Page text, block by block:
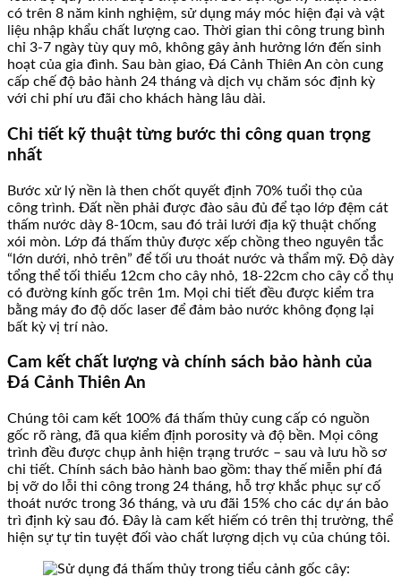
có trên 8 năm kinh nghiệm, sử dụng máy móc hiện đại và vật
liệu nhập khẩu chất lượng cao. Thời gian thi công trung bình
chỉ 3-7 ngày tùy quy mô, không gây ảnh hưởng lớn đến sinh
hoạt của gia đình. Sau bàn giao, Đá Cảnh Thiên An còn cung
cấp chế độ bảo hành 24 tháng và dịch vụ chăm sóc định kỳ
với chi phí ưu đãi cho khách hàng lâu dài.
Chi tiết kỹ thuật từng bước thi công quan trọng
nhất
Bước xử lý nền là then chốt quyết định 70% tuổi thọ của
công trình. Đất nền phải được đào sâu đủ để tạo lớp đệm cát
thấm nước dày 8-10cm, sau đó trải lưới địa kỹ thuật chống
xói mòn. Lớp đá thấm thủy được xếp chồng theo nguyên tắc
“lớn dưới, nhỏ trên” để tối ưu thoát nước và thẩm mỹ. Độ dày
tổng thể tối thiểu 12cm cho cây nhỏ, 18-22cm cho cây cổ thụ
có đường kính gốc trên 1m. Mọi chi tiết đều được kiểm tra
bằng máy đo độ dốc laser để đảm bảo nước không đọng lại
bất kỳ vị trí nào.
Cam kết chất lượng và chính sách bảo hành của
Đá Cảnh Thiên An
Chúng tôi cam kết 100% đá thấm thủy cung cấp có nguồn
gốc rõ ràng, đã qua kiểm định porosity và độ bền. Mọi công
trình đều được chụp ảnh hiện trạng trước – sau và lưu hồ sơ
chi tiết. Chính sách bảo hành bao gồm: thay thế miễn phí đá
bị vỡ do lỗi thi công trong 24 tháng, hỗ trợ khắc phục sự cố
thoát nước trong 36 tháng, và ưu đãi 15% cho các dự án bảo
trì định kỳ sau đó. Đây là cam kết hiếm có trên thị trường, thể
hiện sự tự tin tuyệt đối vào chất lượng dịch vụ của chúng tôi.